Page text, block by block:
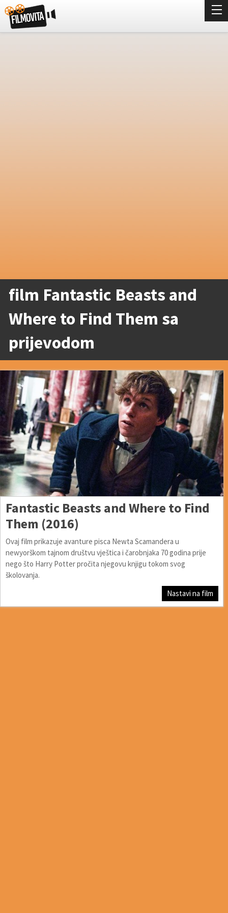
film Fantastic Beasts and
Where to Find Them sa
prijevodom
Fantastic Beasts and Where to Find
Them (2016)
Ovaj film prikazuje avanture pisca Newta Scamandera u
newyorškom tajnom društvu vještica i čarobnjaka 70 godina prije
nego što Harry Potter pročita njegovu knjigu tokom svog
školovanja.
Nastavi na film